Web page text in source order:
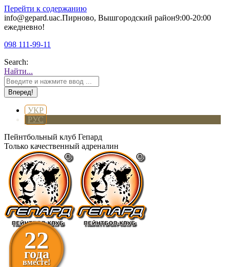
Перейти к содержанию
info@gepard.uaс.Пирново, Вышгородский район9:00-20:00
ежедневно!
098 111-99-11
Search:
Найти...
УКР
РУС
Пейнтбольный клуб Гепард
Только качественный адреналин
22
года
вместе!